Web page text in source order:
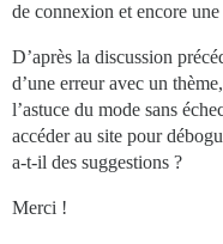
de connexion et encore
D’après la discussion
d’une erreur avec un
l’astuce du mode sans
accéder au site pour
a-t-il des suggestions ?
Merci !